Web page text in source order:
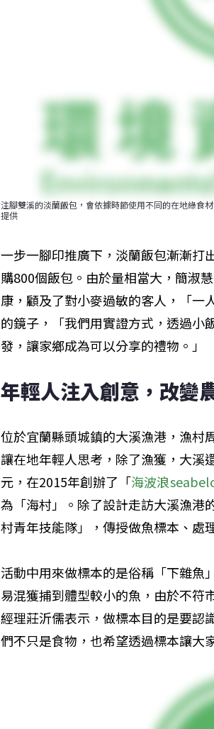
注腳雙溪的淡蘭飯包，會依據時節使用不同的在地綠食
提供
一步一腳印推廣下，淡蘭飯包漸漸打
購800個飯包。由於量相當大，簡淑
康，顧及了對小麥過敏的客人，「一
的鏡子，「我們用實證方式，透過小
發，讓家鄉成為可以分享的禮物。」
年輕人注入創意，改變
位於宜蘭縣頭城鎮的大溪漁港，漁村
讓在地年輕人思考，除了漁獲，大溪
元，在2015年創辦了「海波浪
為「海村」。除了設計走訪大溪漁港
村青年技能隊」，傳授做魚標本、處
活動中用來做標本的是俗稱「下雜魚
易混獲捕到體型較小的魚，由於不符
經理莊沂儒表示，做標本目的是要認
們不只是食物，也希望透過標本讓大